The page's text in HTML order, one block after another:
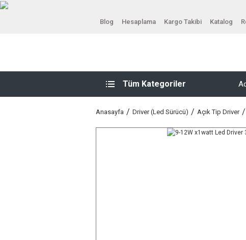
Blog Hesaplama Kargo Takibi Katalog
Tüm Kategoriler
Anasayfa Driver (Led Sürücü) Açık Tip Driver